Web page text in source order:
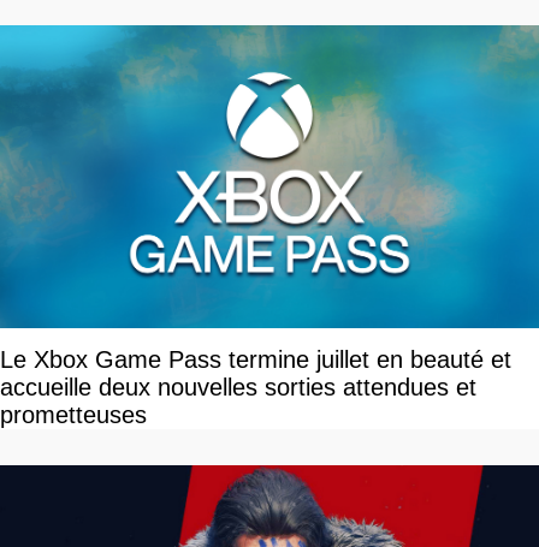
Le Xbox Game Pass termine juillet en beauté et
accueille deux nouvelles sorties attendues et
prometteuses